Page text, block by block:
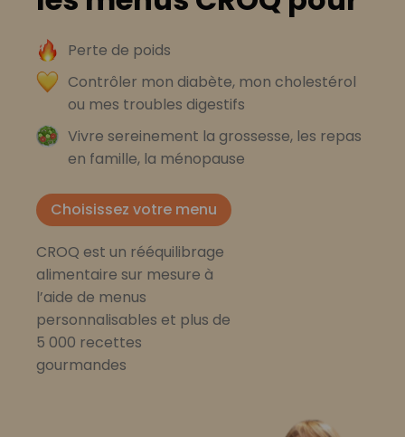
Perte de poids
Contrôler mon diabète, mon cholestérol
ou mes troubles digestifs
Vivre sereinement la grossesse, les repas
en famille, la ménopause
Choisissez votre menu
CROQ est un rééquilibrage
alimentaire sur mesure à
l’aide de menus
personnalisables et plus de
5 000 recettes
gourmandes